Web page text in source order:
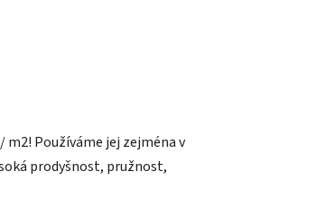
Používáme jej zejména v
prodyšnost, pružnost,